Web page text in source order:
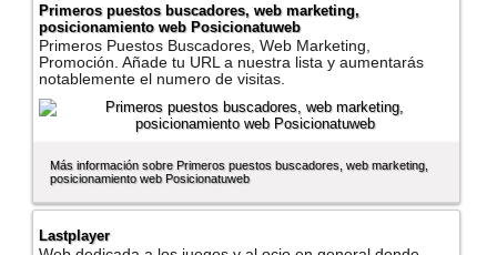
Primeros puestos buscadores, web marketing,
posicionamiento web Posicionatuweb
Primeros Puestos Buscadores, Web Marketing,
Promoción. Añade tu URL a nuestra lista y aumentarás
notablemente el numero de visitas.
Más información sobre Primeros puestos buscadores, web marketing,
posicionamiento web Posicionatuweb
Lastplayer